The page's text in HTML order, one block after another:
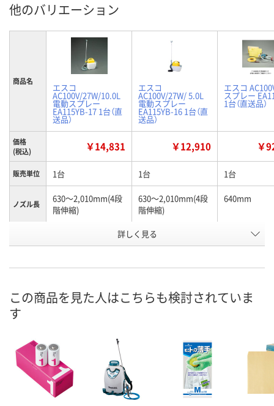
他のバリエーション
商品名
エスコ
AC100V/27W/10.0L
電動スプレー
EA115YB-17 1台（直
送品）
エスコ
AC100V/27W/ 5.0L
電動スプレー
EA115YB-16 1台（直
送品）
エスコ
スプレー
1台（直送品）
価格
(税込)
￥14,831 ￥12,910 ￥
販売単位 1台 1台 1台
ノズル長
630～2,010mm(4段
階伸縮)
630～2,010mm(4段
階伸縮)
640mm
AC100V AC100V（50/
在庫
数量
カゴへ カゴへ カ
詳しく見る
この商品を見た人はこちらも検討されていま
す